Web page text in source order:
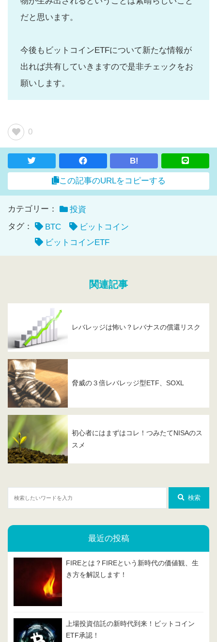
だと思います。
今後もビットコインETFについて新たな情報が
出れば共有していきますので是非チェックをお
願いします。
0
B!
この記事のURLをコピーする
カテゴリー：
投資
タグ：
BTC
ビットコイン
ビットコインETF
関連記事
レバレッジは怖い？レバナスの償還リスク
脅威の３倍レバレッジ型ETF、SOXL
初心者にはまずはコレ！つみたてNISAのス
スメ
検索
最近の投稿
FIREとは？FIREという新時代の価値観、生
き方を解説します！
上場投資信託の新時代到来！ビットコイン
ETF承認！